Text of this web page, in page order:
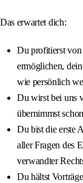
Das erwartet dich:
Du profitierst
ermöglichen,
wie persönlich
Du wirst bei uns
übernimmst
Du bist die erste
aller Fragen des
verwandter
Du hältst